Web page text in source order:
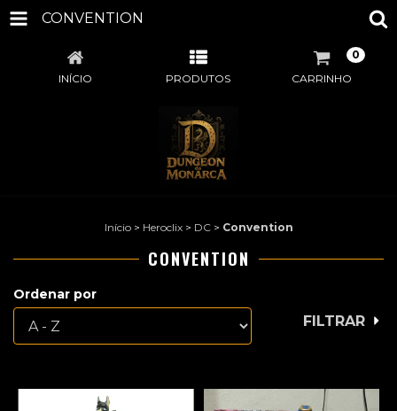
CONVENTION
INÍCIO PRODUTOS CARRINHO
0
Início > Heroclix > DC > Convention
CONVENTION
Ordenar por
FILTRAR